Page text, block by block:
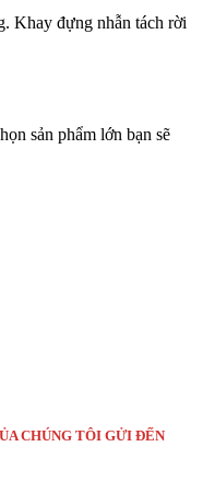
Khay đựng nhẫn tách rời
sản phẩm lớn bạn sẽ
CHÚNG TÔI GỬI ĐẾN